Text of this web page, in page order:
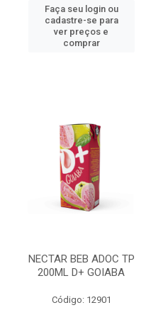
Faça seu login ou
cadastre-se para
ver preços e
comprar
NECTAR BEB ADOC TP
200ML D+ GOIABA
Código: 12901